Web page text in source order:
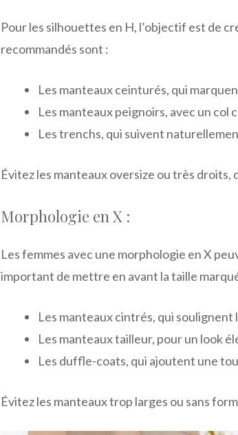
Pour les silhouettes en H, l’objectif est de
recommandés sont :
Les manteaux ceinturés, qui
Les manteaux peignoirs, avec un
Les trenchs, qui suivent
Évitez les manteaux oversize ou très
Morphologie en X :
Les femmes avec une morphologie en X
important de mettre en avant la taille
Les manteaux cintrés, qui
Les manteaux tailleur, pour un look
Les duffle-coats, qui ajoutent une
Évitez les manteaux trop larges ou sans